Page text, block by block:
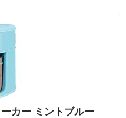
カー ミントブルー